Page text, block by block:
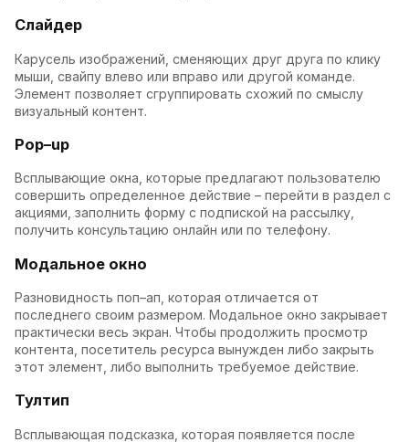
Слайдер
Карусель изображений, сменяющих друг друга по клику
мыши, свайпу влево или вправо или другой команде.
Элемент позволяет сгруппировать схожий по смыслу
визуальный контент.
Pop–up
Всплывающие окна, которые предлагают пользователю
совершить определенное действие – перейти в раздел с
акциями, заполнить форму с подпиской на рассылку,
получить консультацию онлайн или по телефону.
Модальное окно
Разновидность поп–ап, которая отличается от
последнего своим размером. Модальное окно закрывает
практически весь экран. Чтобы продолжить просмотр
контента, посетитель ресурса вынужден либо закрыть
этот элемент, либо выполнить требуемое действие.
Тултип
Всплывающая подсказка, которая появляется после